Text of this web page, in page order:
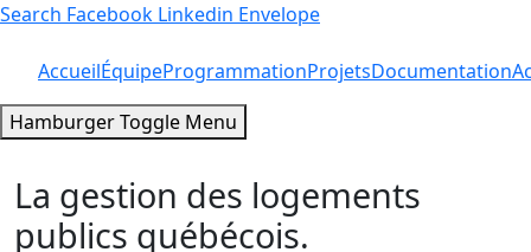
Search Facebook Linkedin Envelope
AccueilÉquipeProgrammationProjetsDocumentation
Hamburger Toggle Menu
La gestion des logements
publics québécois.